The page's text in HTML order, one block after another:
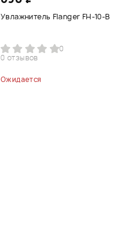
Увлажнитель Flanger FH-10-B
0
0 отзывов
Ожидается